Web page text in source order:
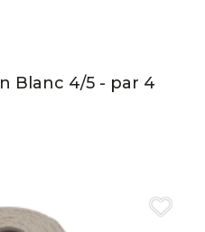
Blanc 4/5 - par 4